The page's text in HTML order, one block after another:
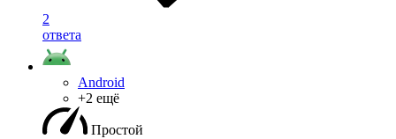
2
ответа
Android
+2 ещё
Простой